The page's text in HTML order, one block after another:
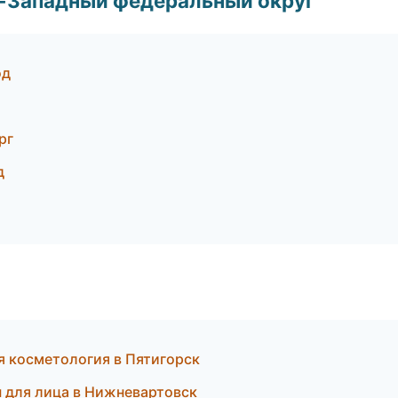
в Пятигорск
лица в Нижневартовск